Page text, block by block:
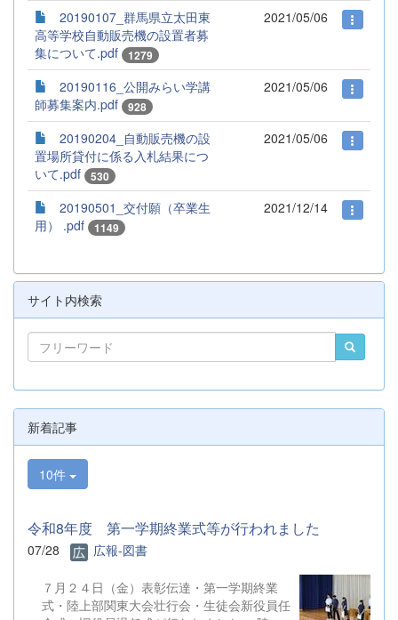
20190107_群馬県立太田東
高等学校自動販売機の設置者募
集について.pdf
1279
2021/05/06
20190116_公開みらい学講
師募集案内.pdf
928
2021/05/06
20190204_自動販売機の設
置場所貸付に係る入札結果につ
いて.pdf
530
2021/05/06
20190501_交付願（卒業生
用） .pdf
1149
2021/12/14
サイト内検索
新着記事
10件
令和8年度 第一学期終業式等が行われました
07/28 広報-図書
７月２４日（金）表彰伝達・第一学期終業
式・陸上部関東大会壮行会・生徒会新役員任